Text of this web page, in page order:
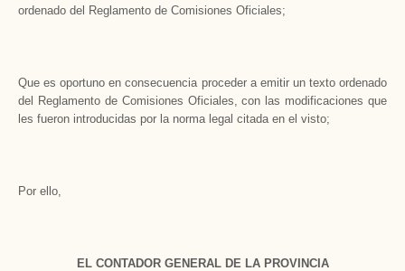
ordenado del Reglamento de Comisiones Oficiales;
Que es oportuno en consecuencia proceder a emitir un texto ordenado
del Reglamento de Comisiones Oficiales, con las modificaciones que
les fueron introducidas por la norma legal citada en el visto;
Por ello,
EL CONTADOR GENERAL DE LA PROVINCIA